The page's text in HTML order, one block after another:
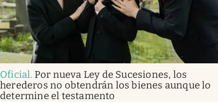
Oficial. Por nueva Ley de Sucesiones, los
herederos no obtendrán los bienes aunque lo
determine el testamento